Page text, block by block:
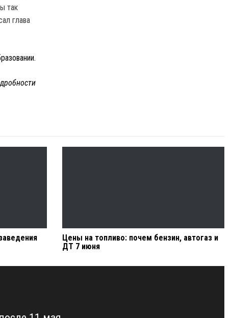
так
глава
Цены на топливо: почем бензин, автогаз и
ДТ 7 июня